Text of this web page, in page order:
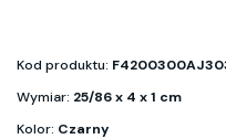
Kod produktu:
Wymiar: 25/86 x 4 x 1 cm
Kolor: Czarny